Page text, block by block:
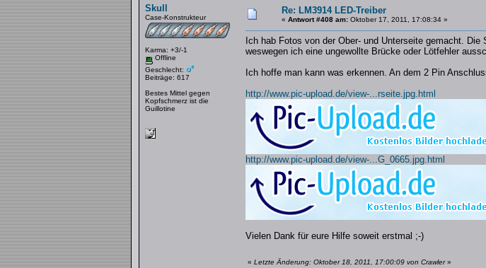
Skull
Case-Konstrukteur
Karma: +3/-1
Offline
Geschlecht:
Beiträge: 617
Bestes Mittel gegen
Kopfschmerz ist die
Guillotine
Re: LM3914 LED-Treiber
« Antwort #408 am:Oktober 17, 2011, 17:08:34 »
Ich hab Fotos von der Ober- und Unterseite gemacht.
weswegen ich eine ungewollte Brücke oder Lötfehler
Ich hoffe man kann was erkennen. An dem 2 Pin
http://www.pic-upload.de/view-...rseite.jpg.html
http://www.pic-upload.de/view-...G_0665.jpg.html
Vielen Dank für eure Hilfe soweit erstmal ;-)
« Letzte Änderung: Oktober 18, 2011, 17:00:09 von Crawler»